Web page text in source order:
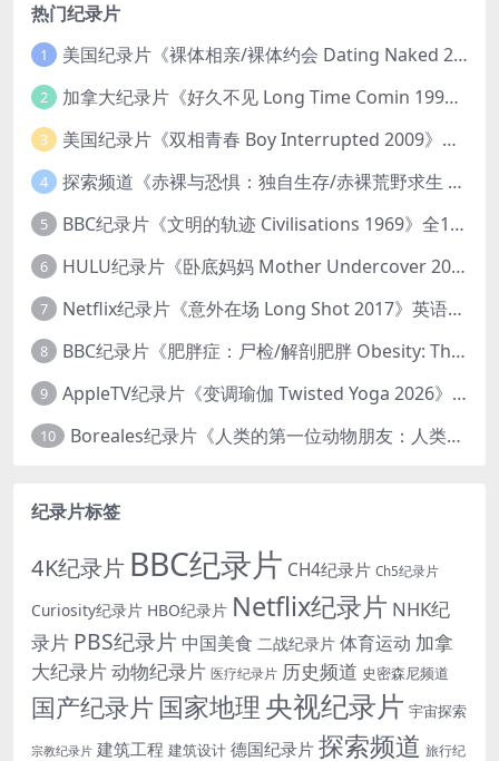
热门纪录片
1 美国纪录片《裸体相亲/裸体约会 Dating Naked 2014-2016》第1-3季全33集 英语中英双字 无水印纯净版 1080P/MKV/85.6G 裸体相亲真人秀
2 加拿大纪录片《好久不见 Long Time Comin 1993》英语中英双字 官方纯净版 1080P/MKV/1G 女同性艺术家
3 美国纪录片《双相青春 Boy Interrupted 2009》英语中英双字 官方纯净版 1080P/MKV/1.43G 青少年躁郁症
4 探索频道《赤裸与恐惧：独自生存/赤裸荒野求生 Naked and Afraid: Solo 2023》第一季全8集 英语中英双字 官方纯净版 高码1080P/MKV/45.4G
5 BBC纪录片《文明的轨迹 Civilisations 1969》全13集 英语中英双字 高清收藏版 1080P/MKV/64.1G 西方艺术史话
6 HULU纪录片《卧底妈妈 Mother Undercover 2023》全4集 英语中英双字 官方纯净版 1080P/MKV/7.6G 拯救孩子
7 Netflix纪录片《意外在场 Long Shot 2017》英语中字 720P/NKV/1.06GB 美国谋杀误判案件
8 BBC纪录片《肥胖症：尸检/解剖肥胖 Obesity: The Post Mortem 2016》英语中英双字 无水印纯净版 1080P/MKV/1.03G
9 AppleTV纪录片《变调瑜伽 Twisted Yoga 2026》全3集 英语中英双字 无水印纯净版 1080P/MKV/10G 瑜伽大师背后的真相
10 Boreales纪录片《人类的第一位动物朋友：人类和狗的神奇故事 Man’s First Friend 2018》英语中英双字 1080P/MP4/1.8G 狗的神奇故事
纪录片标签
4K纪录片 BBC纪录片 CH4纪录片 Ch5纪录片
Curiosity纪录片 HBO纪录片 Netflix纪录片 NHK纪
录片 PBS纪录片 中国美食 二战纪录片 体育运动 加拿
大纪录片动物纪录片 医疗纪录片 历史频道 史密森尼频道
国产纪录片 国家地理 央视纪录片 宇宙探索
宗教纪录片 建筑工程 建筑设计 德国纪录片 探索频道 旅行纪